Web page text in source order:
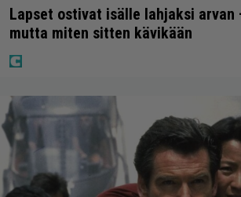
Lapset ostivat isälle lahjaksi
mutta miten sitten kävikään